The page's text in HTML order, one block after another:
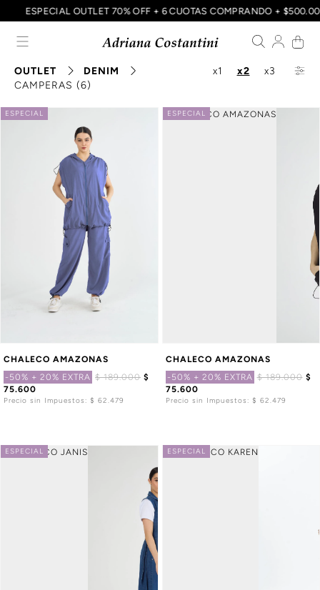
ESPECIAL OUTLET 70% OFF + 6 CUOTAS COMPRANDO +
OUTLET
DENIM
CAMPERAS (6)
x1 x2 x3
ESPECIAL
CHALECO AMAZONAS
-50% + 20% EXTRA $ 189.000 $
75.600
Precio sin Impuestos: $ 62.479
ESPECIAL
CHALECO AMAZONAS
-50% + 20% EXTRA $ 189.000 $
75.600
Precio sin Impuestos: $ 62.479
ESPECIAL ESPECIAL